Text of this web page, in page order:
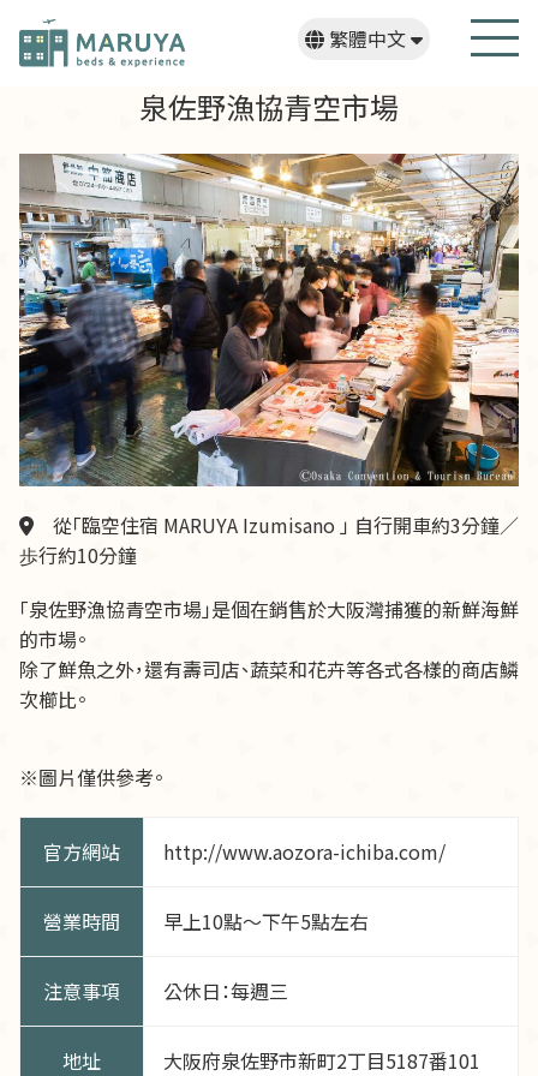
繁體中文
English
한국어
泉佐野漁協青空市場
從「臨空住宿 MARUYA Izumisano 」 自行開車約3分鐘／
歩行約10分鐘
「泉佐野漁協青空市場」是個在銷售於大阪灣捕獲的新鮮海鮮
的市場。
除了鮮魚之外，還有壽司店、蔬菜和花卉等各式各樣的商店鱗
次櫛比。
※圖片僅供參考。
官方網站 http://www.aozora-ichiba.com/
營業時間 早上10點～下午5點左右
注意事項 公休日：每週三
地址 大阪府泉佐野市新町2丁目5187番101